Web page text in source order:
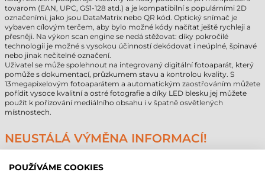
tovarom (EAN, UPC, GS1-128 atd.) a je kompatibilní s populárními 2D
označeními, jako jsou DataMatrix nebo QR kód. Optický snímač je
vybaven cílovým terčem, aby bylo možné kódy načítat ještě rychleji a
přesněji. Na výkon scan engine se nedá stěžovat: díky pokročilé
technologii je možné s vysokou účinností dekódovat i neúplné, špinavé
nebo jinak nečitelné označení.
Uživatel se může spolehnout na integrovaný digitální fotoaparát, který
pomůže s dokumentací, průzkumem stavu a kontrolou kvality. S
13megapixelovým fotoaparátem a automatickým zaostřováním můžete
pořídit vysoce kvalitní a ostré fotografie a díky LED blesku jej můžete
použít k pořizování mediálního obsahu i v špatně osvětlených
místnostech.
NEUSTÁLÁ VÝMĚNA INFORMACÍ!
kartou WLAN (Wi-Fi 802.11 a/b/g/n/ac) a volitelný modul WWAN
POUŽÍVÁME COOKIES